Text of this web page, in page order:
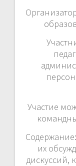
Участие
их
дискуссий,